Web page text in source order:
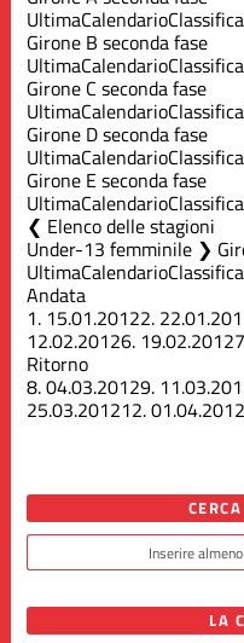
UltimaCalendarioClassifica
Girone B seconda fase
UltimaCalendarioClassifica
Girone C seconda fase
UltimaCalendarioClassifica
Girone D seconda fase
UltimaCalendarioClassifica
Girone E seconda fase
UltimaCalendarioClassifica
Elenco delle stagioni
Under-13 femminile ❯
UltimaCalendarioClassifica
Andata
1. 15.01.20122.
12.02.20126. 19.02.2012
Ritorno
8.04.03.20129.
25.03.201212.01.04.2012
LA